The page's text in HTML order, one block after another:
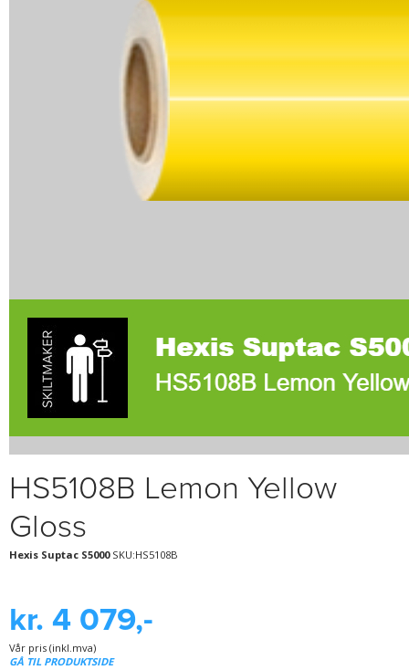
HS5108B Lemon Yellow
Gloss
Hexis Suptac S5000SKU:HS5108B
kr. 4 079,-
Vår pris (inkl.mva)
GÅ TIL PRODUKTSIDE